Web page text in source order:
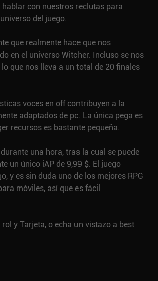
con nuestros reclutas para
del juego.
que realmente hace que nos
en el universo Witcher. Incluso se nos
que nos lleva a un total de 20 finales
voces en off contribuyen a la
adaptados de pc. La única pega es
recursos es bastante pequeña.
una hora, tras la cual se puede
un único iAP de 9,99 $. El juego
y es sin duda uno de los mejores RPG
móviles, así que es fácil
rol yTarjeta, o echa un vistazo a best